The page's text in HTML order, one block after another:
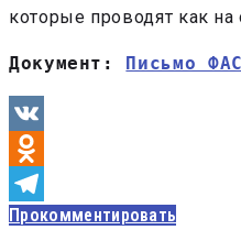
которые проводят как
Документ: Письмо
VK
Odnoklassniki
Telegram
Прокомментировать